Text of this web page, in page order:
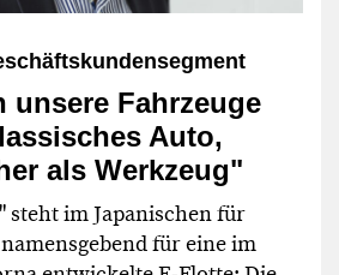
unsere Fahrzeuge
Auto,
als Werkzeug"
steht im Japanischen für
für eine im